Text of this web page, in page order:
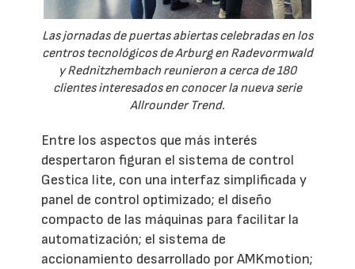
Las jornadas de puertas abiertas celebradas en los
centros tecnológicos de Arburg en Radevormwald
y Rednitzhembach reunieron a cerca de 180
clientes interesados en conocer la nueva serie
Allrounder Trend.
Entre los aspectos que más interés
despertaron figuran el sistema de control
Gestica lite, con una interfaz simplificada y
panel de control optimizado; el diseño
compacto de las máquinas para facilitar la
automatización; el sistema de
accionamiento desarrollado por AMKmotion;